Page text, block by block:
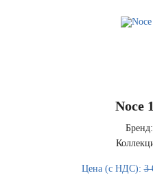
Noce
Бренд:
Цена (с НДС):3